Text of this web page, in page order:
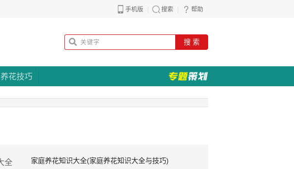
手机版 搜索 帮助
搜 索
养花技巧专题策划
家庭养花知识大全(家庭养花知识大全与技巧)